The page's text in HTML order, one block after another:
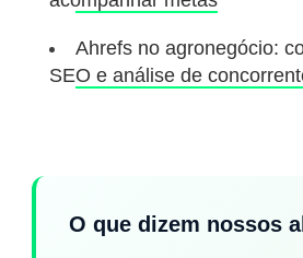
Ahrefs no agronegócio:
SEO e análise de
O que dizem nossos